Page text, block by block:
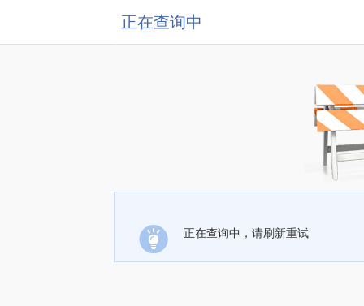
正在查询中
正在查询中，请刷新重试